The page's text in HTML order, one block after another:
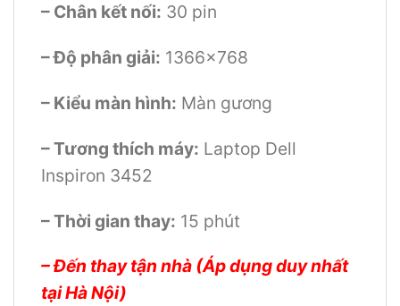
– Chân kết nối: 30 pin
– Độ phân giải: 1366×768
– Kiểu màn hình: Màn gương
– Tương thích máy: Laptop Dell
Inspiron 3452
– Thời gian thay: 15 phút
– Đến thay tận nhà (Áp dụng duy nhất
tại Hà Nội)